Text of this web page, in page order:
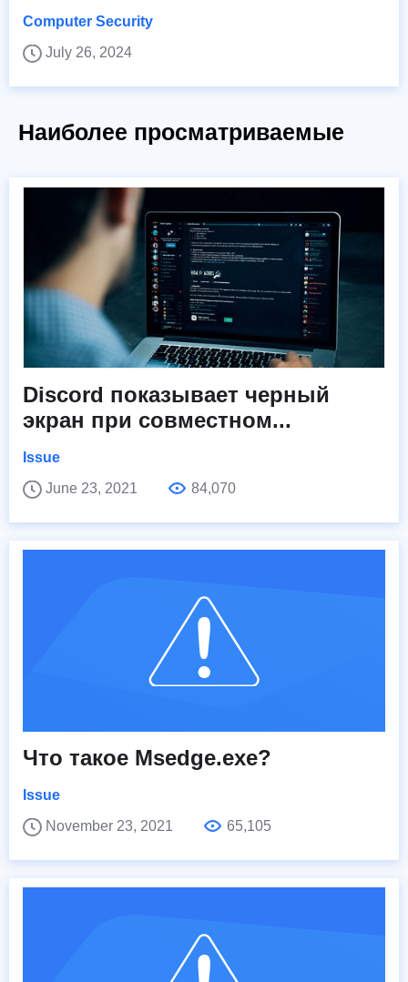
Computer Security
July 26, 2024
Наиболее просматриваемые
Discord показывает черный
экран при совместном...
Issue
June 23, 2021
84,070
Что такое Msedge.exe?
Issue
November 23, 2021
65,105